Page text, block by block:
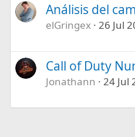
Análisis del
elGringex 26 Jul
Call of Duty
Jonathann 24 Jul